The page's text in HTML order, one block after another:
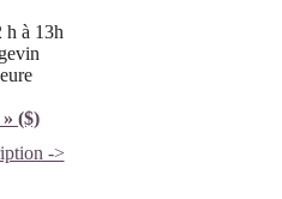
h à 13h
($)
->